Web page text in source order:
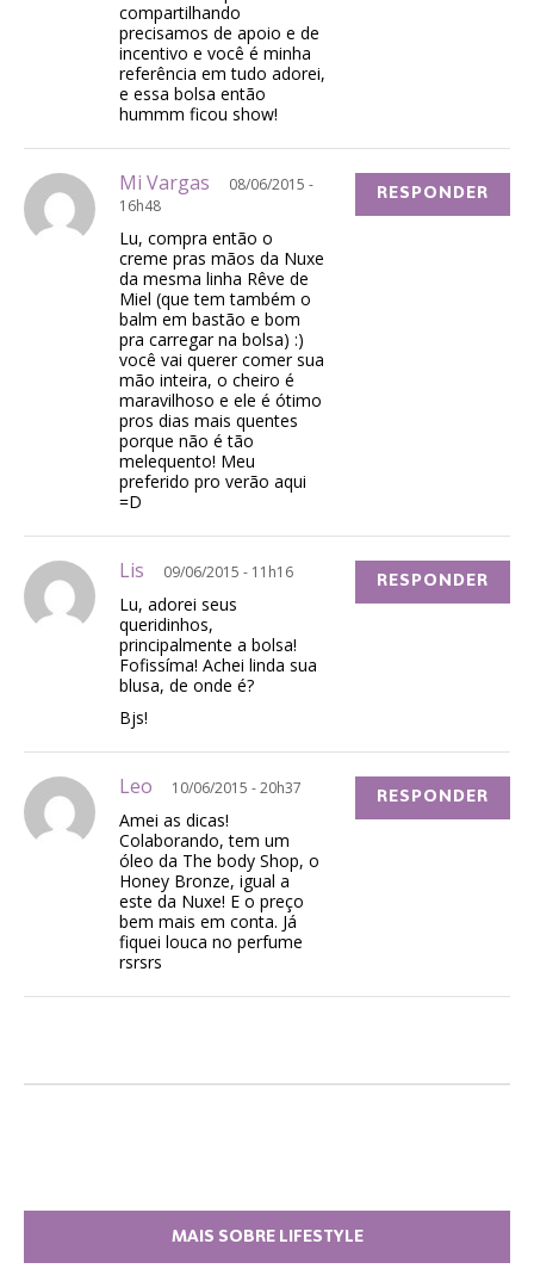
compartilhando
precisamos de apoio e de
incentivo e você é minha
referência em tudo adorei,
e essa bolsa então
hummm ficou show!
Mi Vargas
08/06/2015 -
16h48
Lu, compra então o
creme pras mãos da Nuxe
da mesma linha Rêve de
Miel (que tem também o
balm em bastão e bom
pra carregar na bolsa) :)
você vai querer comer sua
mão inteira, o cheiro é
maravilhoso e ele é ótimo
pros dias mais quentes
porque não é tão
melequento! Meu
preferido pro verão aqui
=D
RESPONDER
Lis 09/06/2015 - 11h16
Lu, adorei seus
queridinhos,
principalmente a bolsa!
Fofissíma! Achei linda sua
blusa, de onde é?
Bjs!
RESPONDER
Leo 10/06/2015 - 20h37
Amei as dicas!
Colaborando, tem um
óleo da The body Shop, o
Honey Bronze, igual a
este da Nuxe! E o preço
bem mais em conta. Já
fiquei louca no perfume
rsrsrs
RESPONDER
MAIS SOBRE LIFESTYLE